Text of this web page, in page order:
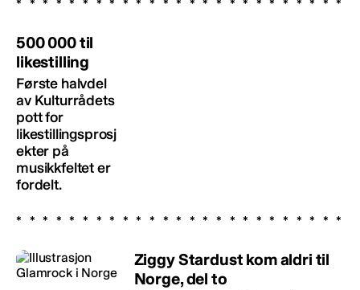
500 000 til
likestilling
Første halvdel
av Kulturrådets
pott for
likestillingsprosj
ekter på
musikkfeltet er
fordelt.
Ziggy Stardust kom aldri til
Norge, del to